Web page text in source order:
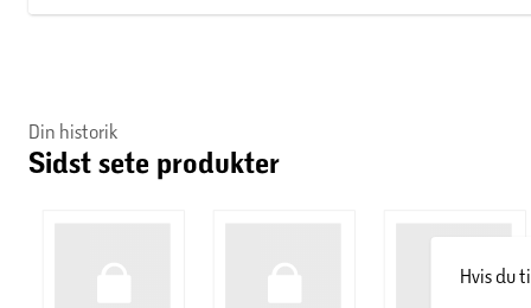
Din historik
Sidst sete produkter
Hvis du